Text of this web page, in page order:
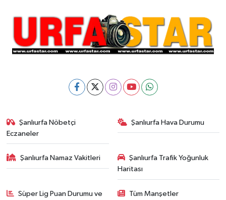
Şanlıurfa Nöbetçi
Eczaneler
Şanlıurfa Hava Durumu
Şanlıurfa Namaz Vakitleri
Şanlıurfa Trafik Yoğunluk
Haritası
Süper Lig Puan Durumu ve Tüm Manşetler